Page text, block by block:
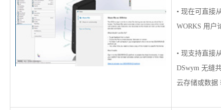
• 现在可直接
WORKS 用户
• 现支持直接
DSwym 无缝
云存储或数据